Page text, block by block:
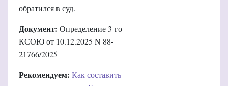
обратился в суд.
Документ: Определение 3-го
КСОЮ от 10.12.2025 N 88-
21766/2025
Рекомендуем: Как составить